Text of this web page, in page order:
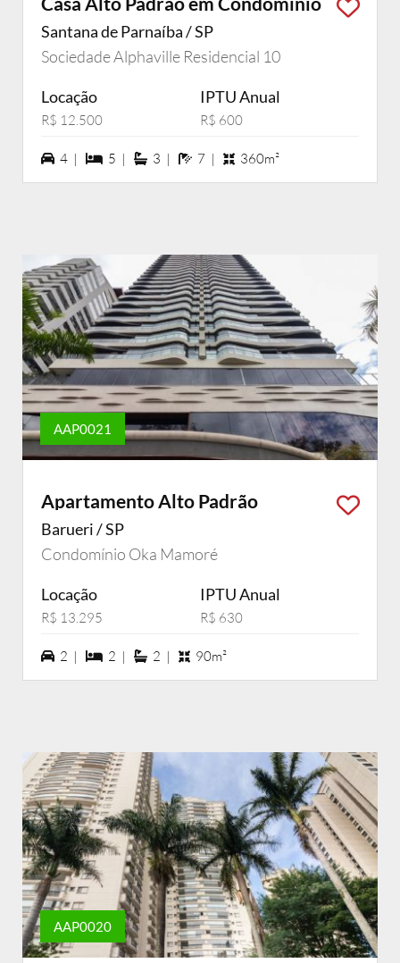
Santana de Parnaíba / SP
Sociedade Alphaville Residencial 10
Locação
R$ 12.500
IPTU Anual
R$ 600
4 vagas na garagem
4 | 5 dormiórios
5 | 3 suítes
3 | 7 banheiros
7 | 360m²
AAP0021
Apartamento Alto Padrão
Barueri / SP
Condomínio Oka Mamoré
Locação
R$ 13.295
IPTU Anual
R$ 630
2 vagas na garagem
2 | 2 dormiórios
2 | 2 suítes
2 | 90m²
AAP0020